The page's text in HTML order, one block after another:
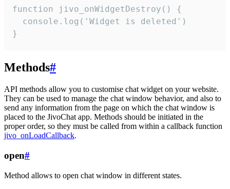
function jivo_onWidgetDestroy() {
  console.log('Widget is deleted')
}
Methods#
API methods allow you to customise chat widget on your website.
They can be used to manage the chat window behavior, and also to
send any information from the page on which the chat window is
placed to the JivoChat app. Methods should be initiated in the
proper order, so they must be called from within a callback function
jivo_onLoadCallback.
open#
Method allows to open chat window in different states.